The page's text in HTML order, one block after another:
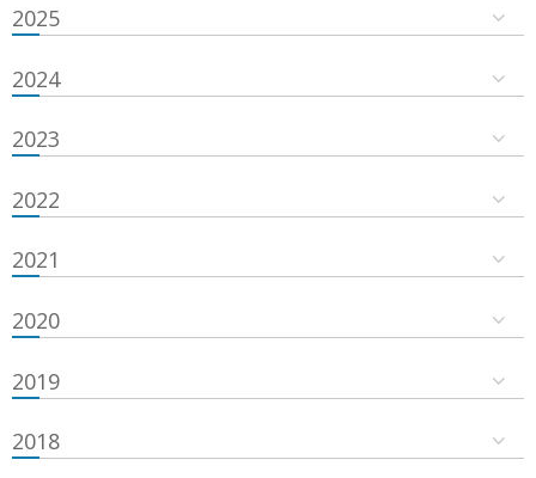
2025
2024
2023
2022
2021
2020
2019
2018